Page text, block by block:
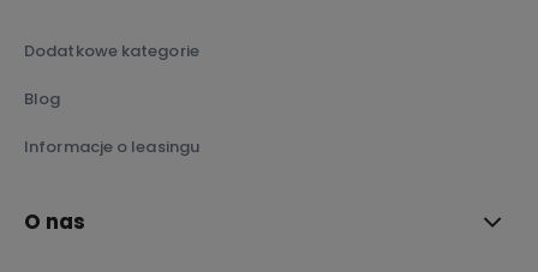
Dodatkowe kategorie
Blog
Informacje o leasingu
O nas